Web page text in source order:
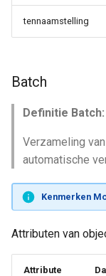
tennaamstelling
Batch
Definitie Batch:
Verzameling
automatische
Kenmerken
Attributen van
Attribute